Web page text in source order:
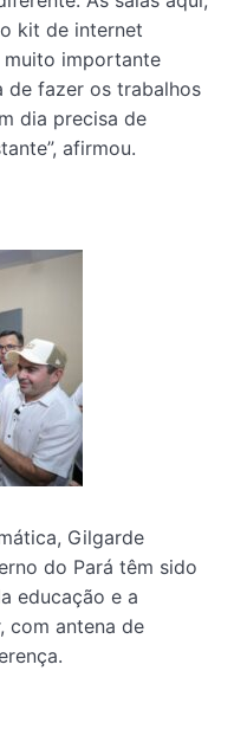
kit de internet
muito importante
de fazer os trabalhos
dia precisa de
afirmou.
Gilgarde
do Pará têm sido
educação e a
com antena de